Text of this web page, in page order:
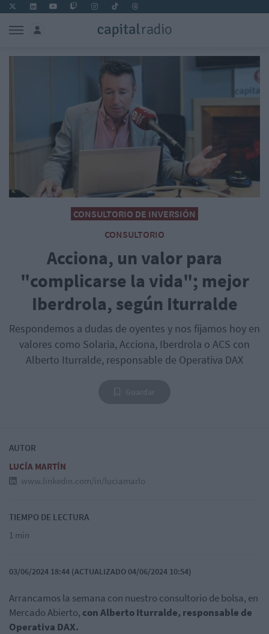
CONSULTORIO DE INVERSIÓN
CONSULTORIO
Acciona, un valor para
"complicarse la vida"; mejor
Iberdrola, según Iturralde
Respondemos a dudas de oyentes y nos fijamos hoy en
valores como Solaria, Acciona, Iberdrola o ACS con
Alberto Iturralde, responsable de Operativa DAX
AUTOR
LUCÍA MARTÍN
www.linkedin.com/in/luciamarlo
TIEMPO DE LECTURA
1 min
03/06/2024 18:44 (ACTUALIZADO 04/06/2024 10:54)
Arrancamos la semana con nuestro consultorio de bolsa, en
Mercado Abierto, con Alberto Iturralde, responsable de
Operativa DAX.